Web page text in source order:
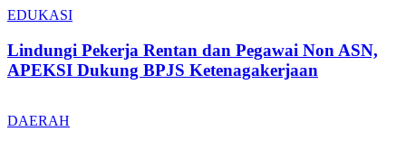
EDUKASI
Lindungi Pekerja Rentan dan Pegawai Non ASN,
APEKSI Dukung BPJS Ketenagakerjaan
DAERAH